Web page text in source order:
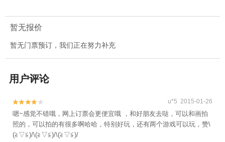
暂无报价
暂无门票预订，我们正在努力补充
用户评论

 u*5 2015-01-26
嗯~感觉不错哦，网上订票会更便宜哦 ，和好朋友去哒，可以和画拍
照的，可以拍的有很多啊哈哈，特别好玩，还有两个游戏可以玩，赞\
(≧▽≦)/\(≧▽≦)/\(≧▽≦)/